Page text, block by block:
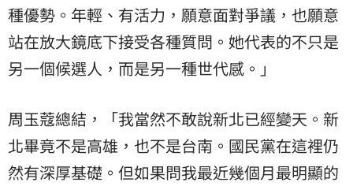
種優勢。年輕、有活力，願意面對爭議，也願意
站在放大鏡底下接受各種質問。她代表的不只是
另一個候選人，而是另一種世代感。」
周玉蔻總結，「我當然不敢說新北已經變天。新
北畢竟不是高雄，也不是台南。國民黨在這裡仍
然有深厚基礎。但如果問我最近幾個月最明顯的